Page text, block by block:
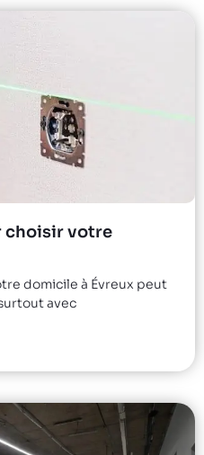
choisir votre
domicile à Évreux peut
avec